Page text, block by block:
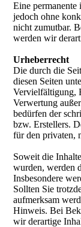
Eine
jedoch ohne
nicht zumutbar.
werden wir
Urheberrecht
Die durch die
diesen Seiten
Vervielfältigung,
Verwertung
bedürfen der
bzw. Erstellers.
für den privaten,
Soweit die
wurden, werden
Insbesondere
Sollten Sie
aufmerksam
Hinweis. Bei
wir derartige